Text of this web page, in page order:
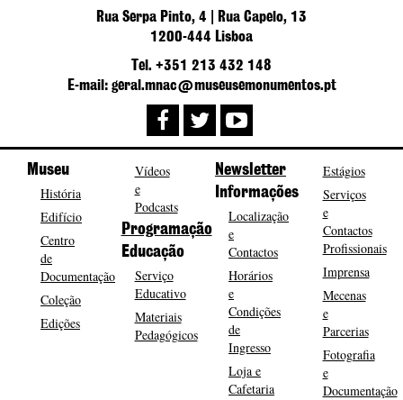
Rua Serpa Pinto, 4 | Rua Capelo, 13
1200-444 Lisboa
Tel. +351 213 432 148
E-mail: geral.mnac@museusemonumentos.pt
Museu
História
Edifício
Centro
de
Documentação
Coleção
Edições
Vídeos
e
Podcasts
Programação
Educação
Serviço
Educativo
Materiais
Pedagógicos
Newsletter
Informações
Localização
e
Contactos
Horários
e
Condições
de
Ingresso
Loja e
Cafetaria
Estágios
Serviços
e
Contactos
Profissionais
Imprensa
Mecenas
e
Parcerias
Fotografia
e
Documentação